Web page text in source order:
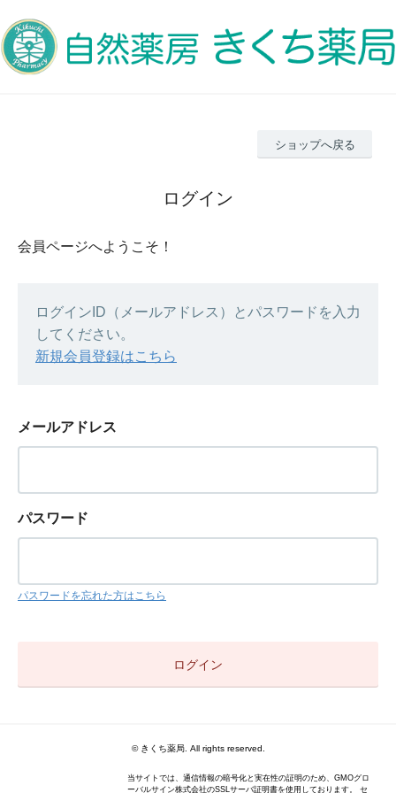
ショップへ戻る
ログイン
会員ページへようこそ！
ログインID（メールアドレス）とパスワードを入力
してください。
新規会員登録はこちら
メールアドレス
パスワード
パスワードを忘れた方はこちら
© きくち薬局. All rights reserved.
当サイトでは、通信情報の暗号化と実在性の証明のため、GMOグロ
ーバルサイン株式会社のSSLサーバ証明書を使用しております。 セ